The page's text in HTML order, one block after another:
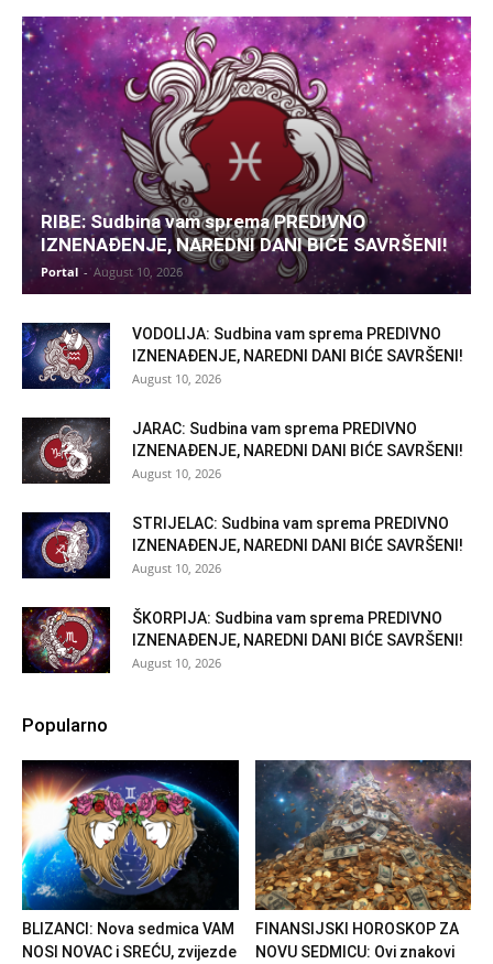
RIBE: Sudbina vam sprema PREDIVNO
IZNENAĐENJE, NAREDNI DANI BIĆE SAVRŠENI!
Portal - August 10, 2026
VODOLIJA: Sudbina vam sprema PREDIVNO
IZNENAĐENJE, NAREDNI DANI BIĆE SAVRŠENI!
August 10, 2026
JARAC: Sudbina vam sprema PREDIVNO
IZNENAĐENJE, NAREDNI DANI BIĆE SAVRŠENI!
August 10, 2026
STRIJELAC: Sudbina vam sprema PREDIVNO
IZNENAĐENJE, NAREDNI DANI BIĆE SAVRŠENI!
August 10, 2026
ŠKORPIJA: Sudbina vam sprema PREDIVNO
IZNENAĐENJE, NAREDNI DANI BIĆE SAVRŠENI!
August 10, 2026
Popularno
BLIZANCI: Nova sedmica VAM
NOSI NOVAC i SREĆU, zvijezde
FINANSIJSKI HOROSKOP ZA
NOVU SEDMICU: Ovi znakovi